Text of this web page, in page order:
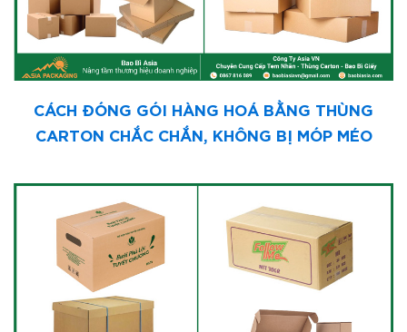
CÁCH ĐÓNG GÓI HÀNG HOÁ BẰNG THÙNG
CARTON CHẮC CHẮN, KHÔNG BỊ MÓP MÉO